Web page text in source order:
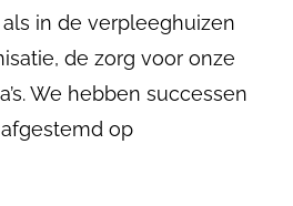
in de verpleeghuizen
de zorg voor onze
We hebben successen
op